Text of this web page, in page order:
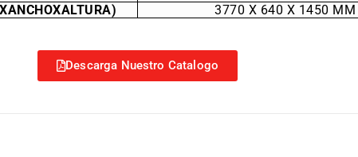
3770 X 640 X 1450 MM
Descarga Nuestro Catalogo